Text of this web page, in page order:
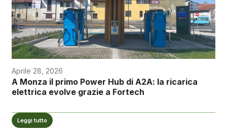
Aprile 28, 2026
A Monza il primo Power Hub di A2A: la ricarica
elettrica evolve grazie a Fortech
Leggi tutto